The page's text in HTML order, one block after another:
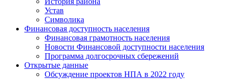
Устав
Символика
Финансовая доступность населения
Финансовая грамотность населения
Новости Финансовой доступности населения
Программа долгосрочных сбережений
Открытые данные
Обсуждение проектов НПА в 2022 году